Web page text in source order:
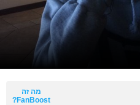
מה זה
FanBoost?